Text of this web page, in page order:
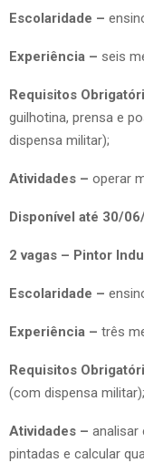
Escolaridade –
Experiência – seis
Requisitos
guilhotina, prensa e
dispensa militar);
Atividades – operar
Disponível até 30/
2 vagas – Pintor
Escolaridade –
Experiência – três
Requisitos
(com dispensa militar);
Atividades – analisar
pintadas e calcular